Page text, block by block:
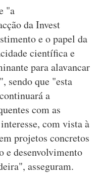
"a
da Invest
e o papel da
científica e
para alavancar
sendo que "esta
a
com as
com vista à
projetos concretos
e desenvolvimento
asseguram.